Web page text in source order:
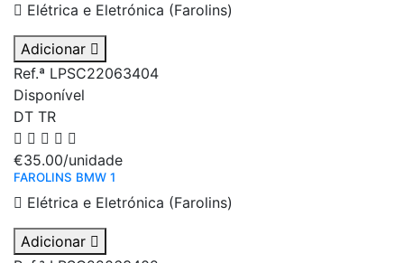
Elétrica e Eletrónica (Farolins)
Adicionar
Ref.ª LPSC22063404
Disponível
DT TR
€35.00/unidade
FAROLINS BMW 1
Elétrica e Eletrónica (Farolins)
Adicionar